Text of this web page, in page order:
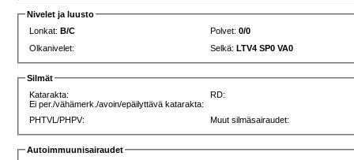
Nivelet ja luusto
Lonkat:B/C Polvet:0/0
Olkanivelet:
Selkä:LTV4 SP0 VA0
Silmät
Katarakta:
Ei per./vähämerk./avoin/epäilyttävä katarakta:
RD:
PHTVL/PHPV: Muut silmäsairaudet:
Autoimmuunisairaudet